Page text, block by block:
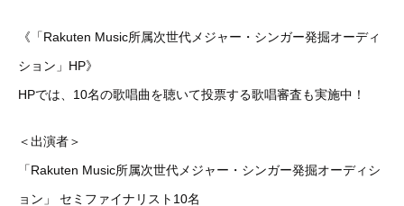
《「Rakuten Music所属次世代メジャー・シンガー発掘オーディ
ション」HP》
HPでは、10名の歌唱曲を聴いて投票する歌唱審査も実施中！
＜出演者＞
「Rakuten Music所属次世代メジャー・シンガー発掘オーディシ
ョン」 セミファイナリスト10名